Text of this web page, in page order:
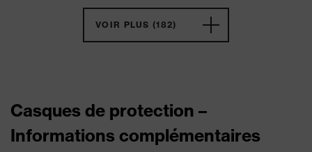
VOIR PLUS (182)
Casques de protection –
Informations complémentaires